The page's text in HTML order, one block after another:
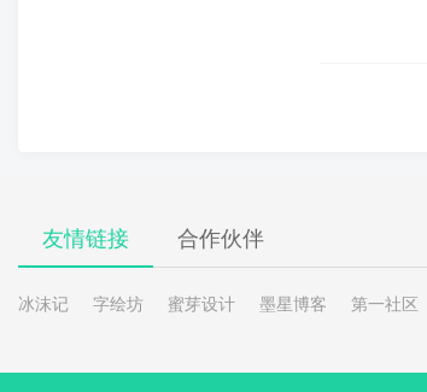
友情链接 合作伙伴
冰沫记 字绘坊 蜜芽设计 墨星博客 第一社区